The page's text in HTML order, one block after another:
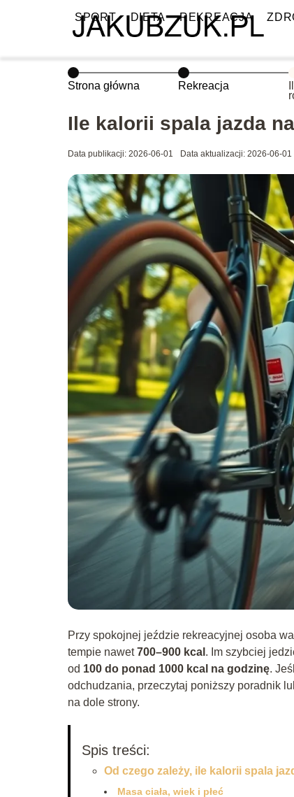
SPORT DIETA REKREACJA
Strona główna Rekreacja
Ile kalorii spala jazda
Data publikacji: 2026-06-01 Data aktualizacji: 2026-06-01
Przy spokojnej jeździe rekreacyjnej osoba
tempie nawet700–900 kcal . Im szybciej
od 100 do ponad 1000 kcal na godzinę.
odchudzania, przeczytaj poniższy poradnik
na dole strony.
Spis treści:
Od czego zależy, ile kalorii spala
Masa ciała, wiek i płeć